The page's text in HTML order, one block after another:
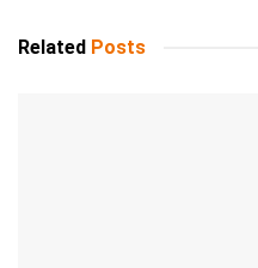
Related Posts